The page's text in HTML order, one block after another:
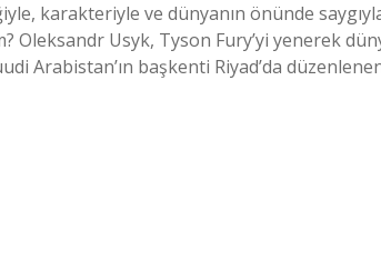
karakteriyle ve dünyanın önünde
Oleksandr Usyk, Tyson Fury’yi yenerek
Arabistan’ın başkenti Riyad’da